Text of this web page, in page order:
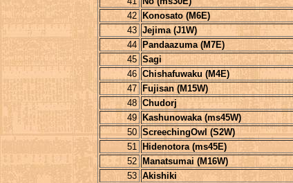
42
Konosato (M6E)
43 Jejima (J1W)
44
Pandaazuma (M7E)
45 Sagi
46 Chishafuwaku (M4E)
47
Fujisan (M15W)
48 Chudorj
49
Kashunowaka (ms45W)
50 ScreechingOwl (S2W)
51
Hidenotora (ms45E)
52
Manatsumai (M16W)
53 Akishiki